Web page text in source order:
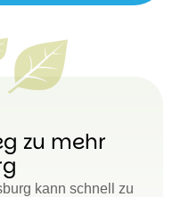
zu mehr
kann schnell zu